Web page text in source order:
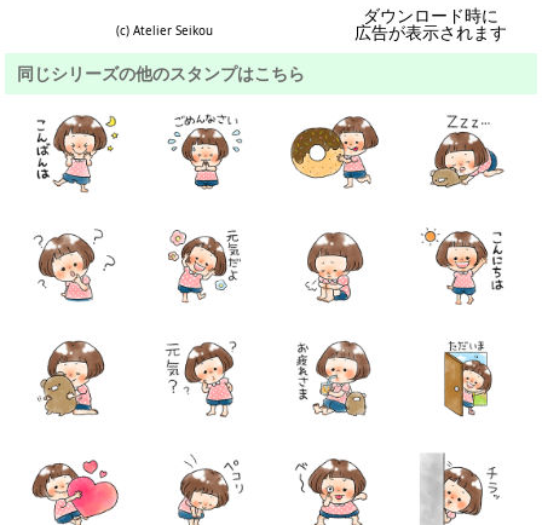
(c) Atelier Seikou
ダウンロード時に
広告が表示されます
同じシリーズの他のスタンプはこちら